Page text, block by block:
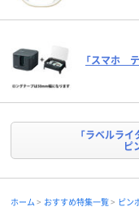
「スマホ
「ラベルラ
ピ
ホーム おすすめ特集一覧
ピン